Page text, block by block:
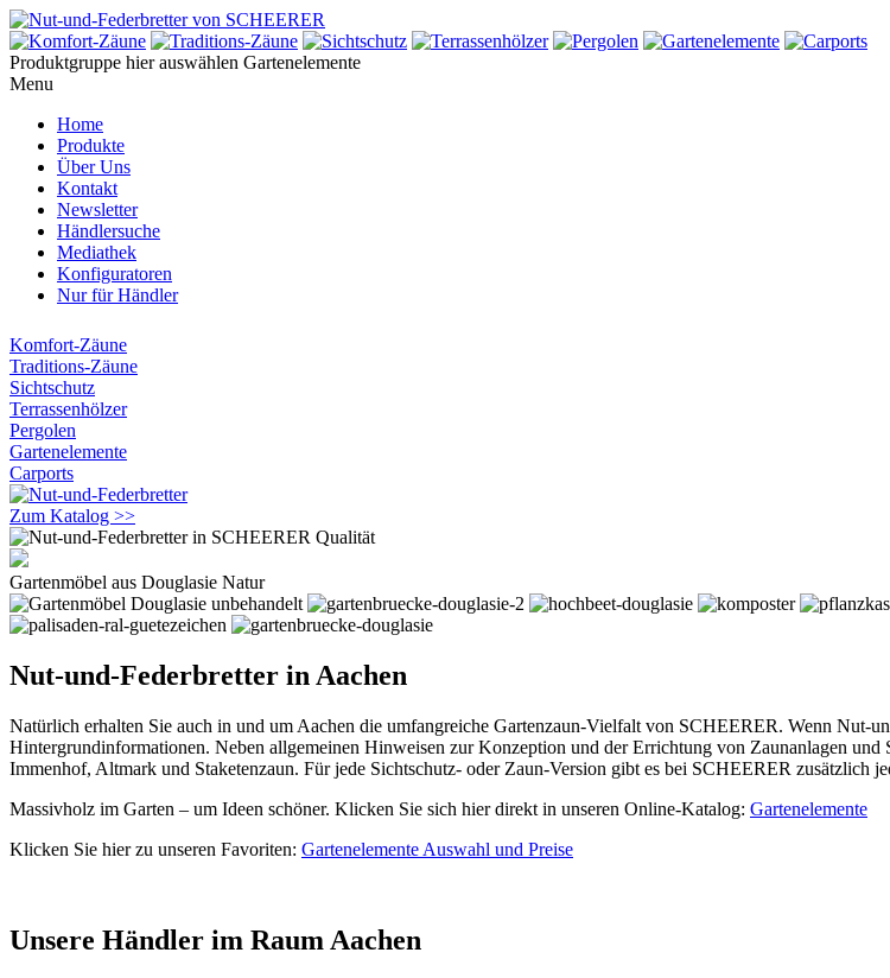
Produktgruppe hier auswählen Gartenelemente
Menu
Home
Produkte
Über Uns
Kontakt
Newsletter
Händlersuche
Mediathek
Konfiguratoren
Nur für Händler
Komfort-Zäune
Traditions-Zäune
Sichtschutz
Terrassenhölzer
Pergolen
Gartenelemente
Carports
Zum Katalog >>
Gartenmöbel aus Douglasie Natur
Nut-und-Federbretter in Aachen
Natürlich erhalten Sie auch in und um Aachen die umfangreiche Gartenzaun-Vielfalt von SCHEERER. Wenn Nut-
Hintergrundinformationen. Neben allgemeinen Hinweisen zur Konzeption und der Errichtung von Zaunanlagen und
Immenhof, Altmark und Staketenzaun. Für jede Sichtschutz- oder Zaun-Version gibt es bei SCHEERER zusätzlich
Massivholz im Garten – um Ideen schöner. Klicken Sie sich hier direkt in unseren Online-Katalog: Gartenelemente
Klicken Sie hier zu unseren Favoriten: Gartenelemente Auswahl und Preise
Unsere Händler im Raum Aachen